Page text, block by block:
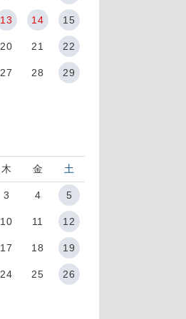
13 14 15
20 21 22
27 28 29
木 金 土
3 4 5
10 11 12
17 18 19
24 25 26